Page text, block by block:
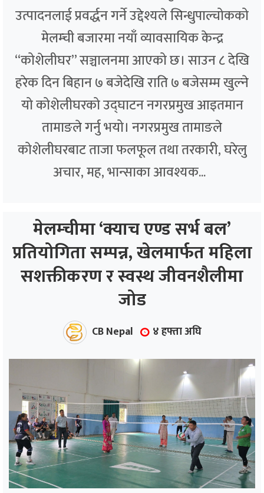
उत्पादनलाई प्रवर्द्धन गर्ने उद्देश्यले सिन्धुपाल्चोकको
मेलम्ची बजारमा नयाँ व्यावसायिक केन्द्र
“कोशेलीघर” सञ्चालनमा आएको छ। साउन ८ देखि
हरेक दिन बिहान ७ बजेदेखि राति ७ बजेसम्म खुल्ने
यो कोशेलीघरको उद्घाटन नगरप्रमुख आइतमान
तामाङले गर्नु भयो। नगरप्रमुख तामाङले
कोशेलीघरबाट ताजा फलफूल तथा तरकारी, घरेलु
अचार, मह, भान्साका आवश्यक...
मेलम्चीमा ‘क्याच एण्ड सर्भ बल’
प्रतियोगिता सम्पन्न, खेलमार्फत महिला
सशक्तीकरण र स्वस्थ जीवनशैलीमा
जोड
CB Nepal ४ हफ्ता अघि